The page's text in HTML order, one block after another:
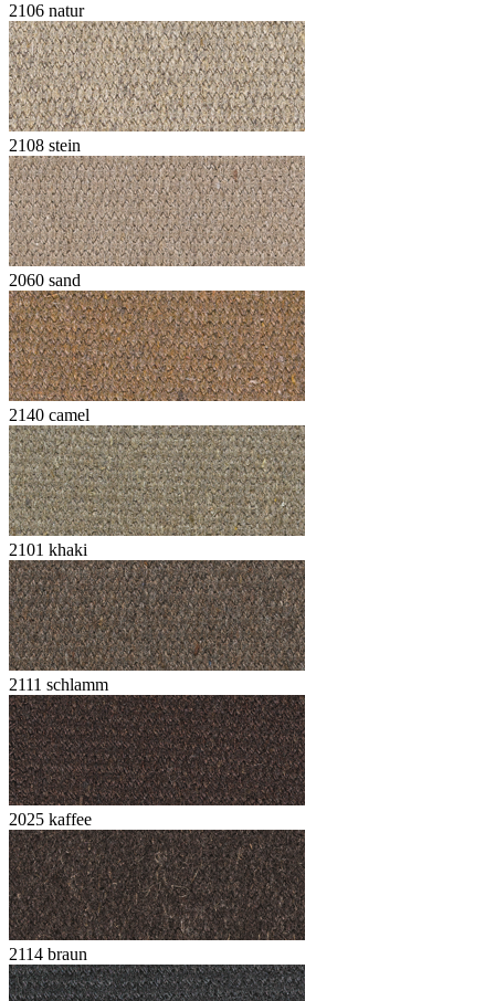
2106 natur
2108 stein
2060 sand
2140 camel
2101 khaki
2111 schlamm
2025 kaffee
2114 braun